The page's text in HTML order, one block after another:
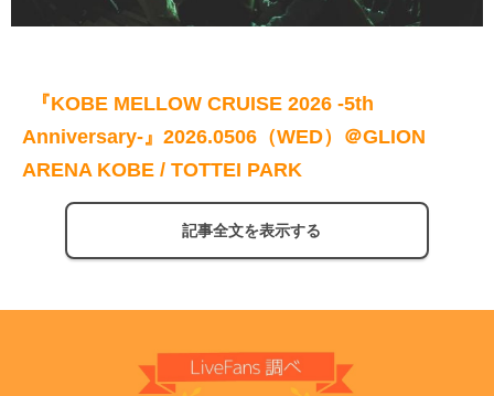
『KOBE MELLOW CRUISE 2026 -5th
Anniversary-』2026.0506（WED）＠GLION
ARENA KOBE / TOTTEI PARK
記事全文を表示する